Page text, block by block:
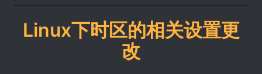
Linux下时区的相关设置更
改